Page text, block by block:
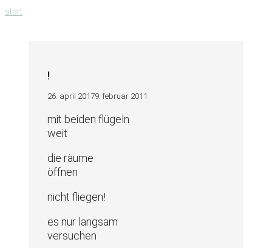
zum
start
!
26. april 20179. februar 2011
mit beiden flügeln
weit
die räume
öffnen
nicht fliegen!
es nur langsam
versuchen